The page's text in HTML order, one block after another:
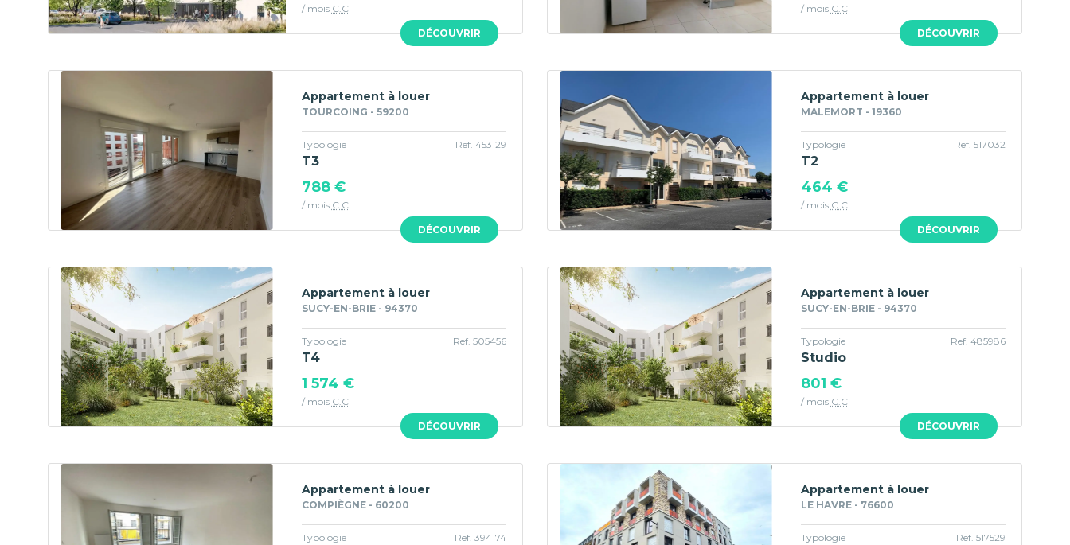
DÉCOUVRIR
/ mois C.C
DÉCOUVRIR
/ mois C.C
DÉCOUVRIR
Appartement à louer
TOURCOING - 59200
Typologie
T3
Ref. 453129
788 €
/ mois C.C
DÉCOUVRIR
Appartement à louer
MALEMORT - 19360
Typologie
T2
Ref. 517032
464 €
/ mois C.C
DÉCOUVRIR
Appartement à louer
SUCY-EN-BRIE - 94370
Typologie
T4
Ref. 505456
1 574 €
/ mois C.C
DÉCOUVRIR
Appartement à louer
SUCY-EN-BRIE - 94370
Typologie
Studio
Ref. 485986
801 €
/ mois C.C
Appartement à louer
COMPIÈGNE - 60200
Typologie Ref. 394174
Appartement à louer
LE HAVRE - 76600
Typologie Ref. 517529